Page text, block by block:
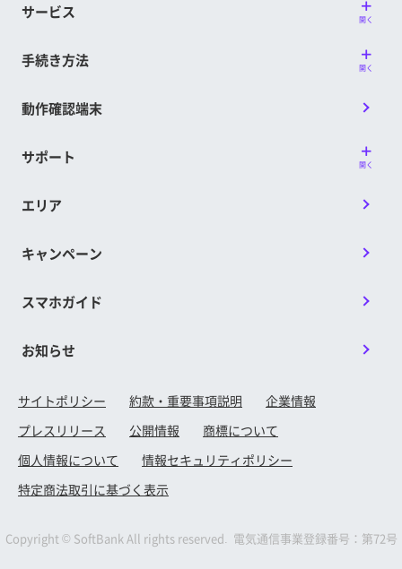
サービス 開く
手続き方法 開く
動作確認端末
サポート 開く
エリア
キャンペーン
スマホガイド
お知らせ
サイトポリシー 約款・重要事項説明
企業情報
プレスリリース
公開情報
商標について
個人情報について
情報セキュリティポリシー
特定商法取引に基づく表示
Copyright © SoftBank All rights reserved. 電気通信事業登録番号：第72号